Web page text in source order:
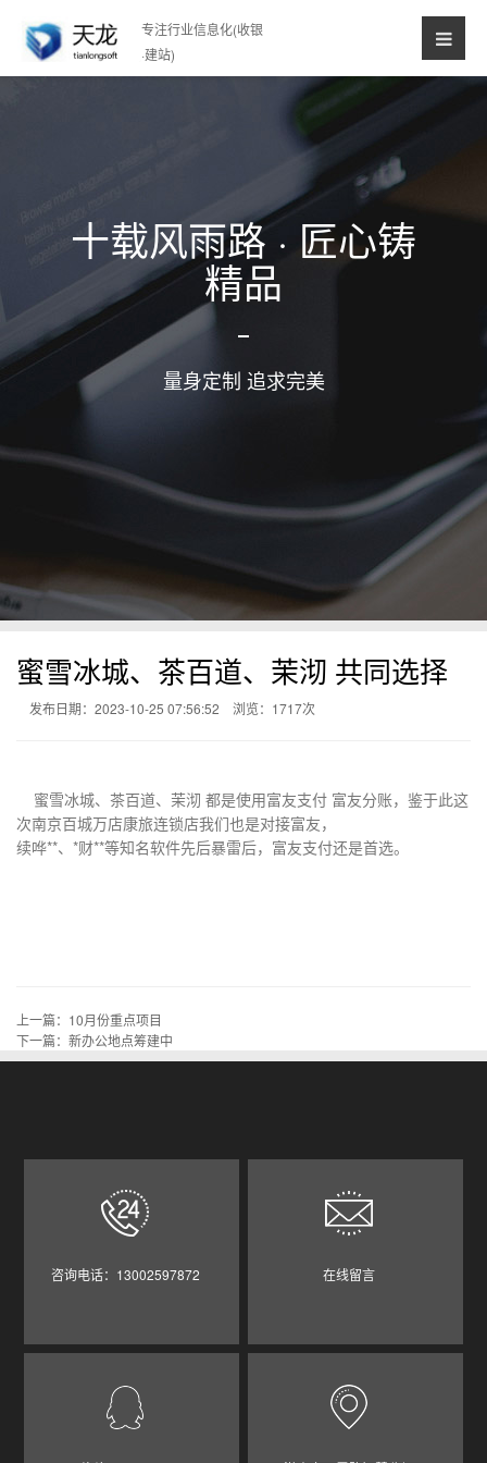
专注行业信息化(收银
·建站)
十载风雨路 · 匠心铸
精品
量身定制 追求完美
蜜雪冰城、茶百道、茉沏 共同选择
发布日期：2023-10-25 07:56:52 浏览： 1717次
蜜雪冰城、茶百道、茉沏 都是使用富友支付 富友分账，鉴于此这
次南京百城万店康旅连锁店我们也是对接富友，
续哗**、*财**等知名软件先后暴雷后，富友支付还是首选。
上一篇： 10月份重点项目
下一篇： 新办公地点筹建中
咨询电话：13002597872 在线留言